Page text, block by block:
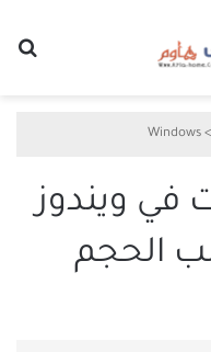
>
Windows
في ويندوز